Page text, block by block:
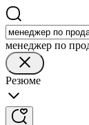
менеджер по
Резюме